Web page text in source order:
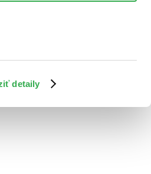
detaily